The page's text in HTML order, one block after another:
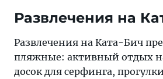
Развлечения на
Развлечения на Ката-Бич
пляжные: активный отдых
досок для серфинга,